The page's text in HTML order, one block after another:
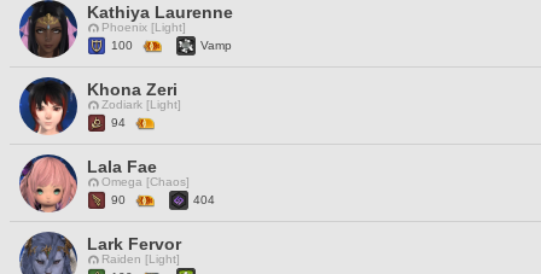
Kathiya Laurenne
Phoenix [Light]
100
Vamp
Khona Zeri
Zodiark [Light]
94
Lala Fae
Omega [Chaos]
90
404
Lark Fervor
Raiden [Light]